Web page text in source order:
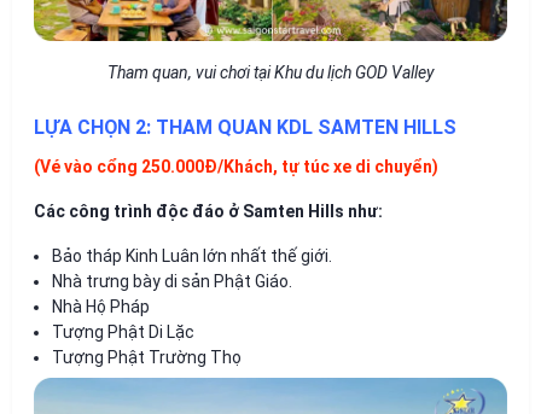
Tham quan, vui chơi tại Khu du lịch GOD Valley
LỰA CHỌN 2: THAM QUAN KDL SAMTEN HILLS
(Vé vào cổng 250.000Đ/Khách, tự túc xe di chuyển)
Các công trình độc đáo ở Samten Hills như:
Bảo tháp Kinh Luân lớn nhất thế giới.
Nhà trưng bày di sản Phật Giáo.
Nhà Hộ Pháp
Tượng Phật Di Lặc
Tượng Phật Trường Thọ